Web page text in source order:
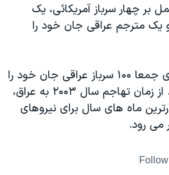
چهار سرباز آمريکائی، يک
و يک مترجم عراقی جان خود را
در ماه آوريل سال جاری جمعا ۱۰۰ سرباز عراقی جان خود را
در عراق از دست دادند. از زمان تهاجم سال ۲۰۰۳ به عراق،
ماه های سال برای نيروهای
می رود.